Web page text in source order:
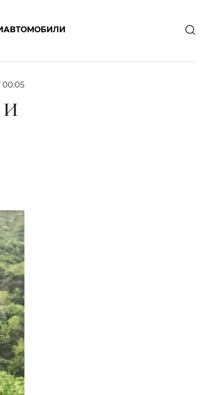
АВТОМОБИЛИ
00:05